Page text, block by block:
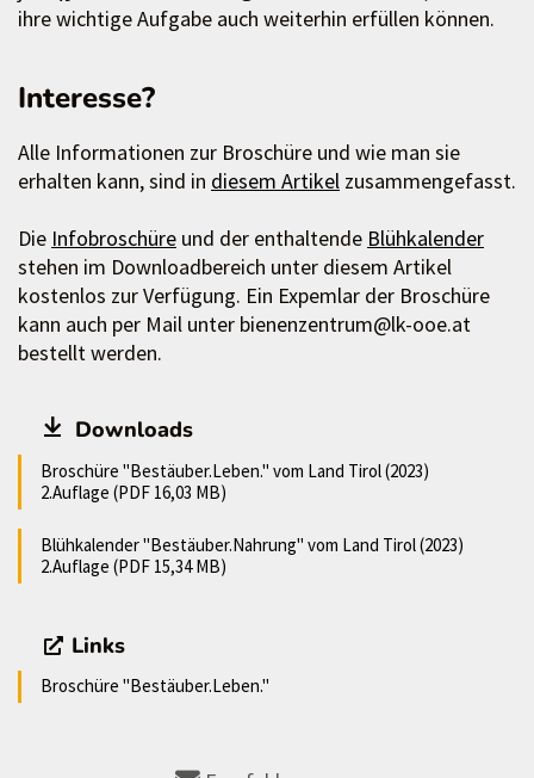
ihre wichtige Aufgabe auch weiterhin erfüllen können.
Interesse?
Alle Informationen zur Broschüre und wie man sie
erhalten kann, sind in diesem Artikel zusammengefasst.
Die Infobroschüre und der enthaltende Blühkalender
stehen im Downloadbereich unter diesem Artikel
kostenlos zur Verfügung. Ein Expemlar der Broschüre
kann auch per Mail unter bienenzentrum@lk-ooe.at
bestellt werden.
Downloads
Broschüre "Bestäuber.Leben." vom Land Tirol (2023)
2.Auflage (PDF 16,03 MB)
Blühkalender "Bestäuber.Nahrung" vom Land Tirol (2023)
2.Auflage (PDF 15,34 MB)
Links
Broschüre "Bestäuber.Leben."